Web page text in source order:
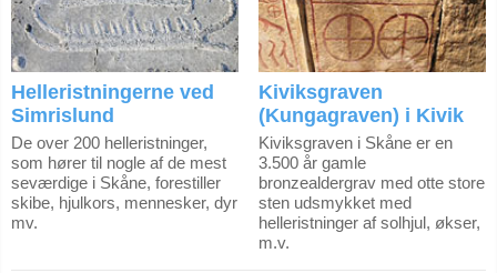
Helleristningerne ved
Simrislund
De over 200 helleristninger,
som hører til nogle af de mest
seværdige i Skåne, forestiller
skibe, hjulkors, mennesker, dyr
mv.
Kiviksgraven
(Kungagraven) i Kivik
Kiviksgraven i Skåne er en
3.500 år gamle
bronzealdergrav med otte store
sten udsmykket med
helleristninger af solhjul, økser,
m.v.